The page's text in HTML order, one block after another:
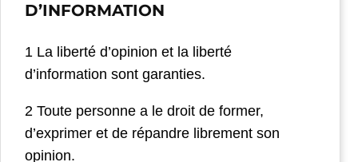
D’INFORMATION
1 La liberté d’opinion et la liberté
d’information sont garanties.
2 Toute personne a le droit de former,
d’exprimer et de répandre librement son
opinion.